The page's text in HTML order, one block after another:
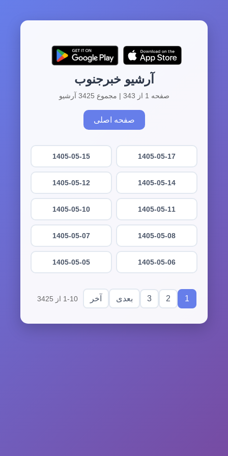
آرشیو خبرجنوب
صفحه 1 از 343 | مجموع 3425 آرشیو
صفحه اصلی
1405-05-17
1405-05-15
1405-05-14
1405-05-12
1405-05-11
1405-05-10
1405-05-08
1405-05-07
1405-05-06
1405-05-05
1
2
3 بعدی آخر 1-10 از 3425